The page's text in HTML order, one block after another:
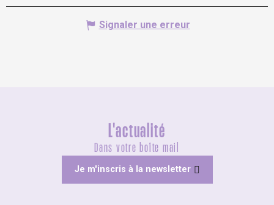
Signaler une erreur
L'actualité
Dans votre boîte mail
Je m'inscris à la newsletter